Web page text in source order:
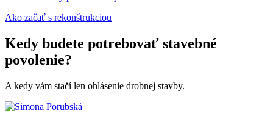
Ako začať s rekonštrukciou
Kedy budete potrebovať stavebné
povolenie?
A kedy vám stačí len ohlásenie drobnej stavby.